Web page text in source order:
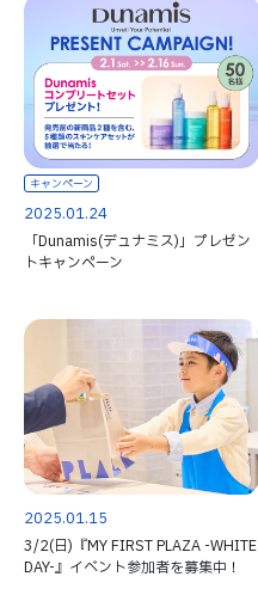
キャンペーン
2025.01.24
「Dunamis(デュナミス)」プレゼン
トキャンペーン
2025.01.15
3/2(日)『MY FIRST PLAZA -WHITE
DAY-』イベント参加者を募集中！